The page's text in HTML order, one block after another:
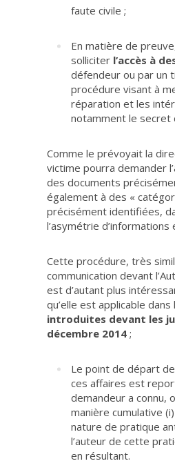
faute civile ;
En matière de
solliciter l’accès à
défendeur ou par un
procédure visant à
réparation et les
notamment le secret
Comme le prévoyait la
victime pourra demander
des documents
également à des «
précisément identifiées,
l’asymétrie
Cette procédure, très
communication devant
est d’autant plus
qu’elle est applicable dans
introduites devant les
décembre 2014 ;
Le point de départ
ces affaires est
demandeur a connu,
manière cumulative
nature de pratique
l’auteur de cette
en résultant.